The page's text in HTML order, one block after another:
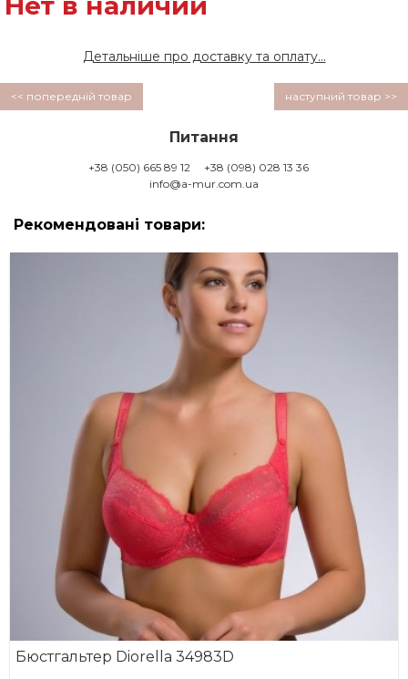
Детальніше про доставку та оплату...
<< попередній товар наступний товар >>
Питання
+38 (050) 665 89 12
+38 (098) 028 13 36
info@a-mur.com.ua
Рекомендовані товари:
Бюстгальтер Diorella 34983D